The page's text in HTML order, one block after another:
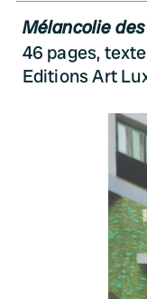
Mélancolie
46 pages,
Editions Art